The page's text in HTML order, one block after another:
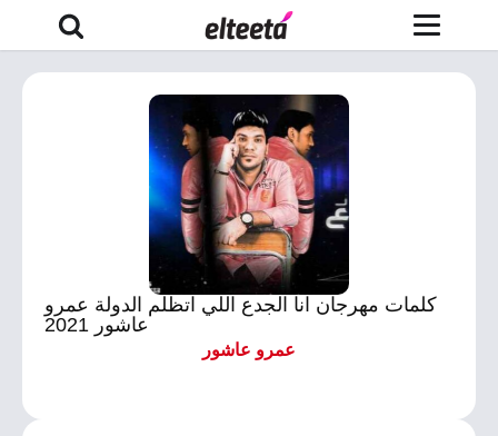
كلمات مهرجان انا الجدع اللي اتظلم الدولة عمرو
عاشور 2021
عمرو عاشور